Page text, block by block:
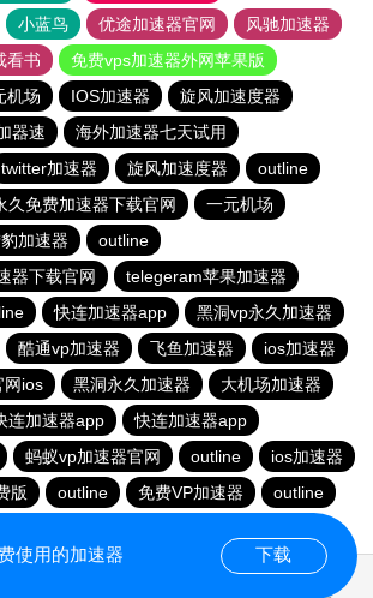
小蓝鸟 优途加速器官网
风驰加速器
看书
免费vps加速器外网苹果版
机场 IOS加速器
旋风加速度器
器速
海外加速器七天试用
twitter加速器 旋风加速度器
outline
久免费加速器下载官网
一元机场
加速器
outline
器下载官网
telegeram苹果加速器
快连加速器app
黑洞vp永久加速器
酷通vp加速器 飞鱼加速器
ios加速器
网ios
黑洞永久加速器
大机场加速器
连加速器app
快连加速器app
蚂蚁vp加速器官网 outline
ios加速器
版
outline 免费VP加速器
outline
使用的加速器 下载